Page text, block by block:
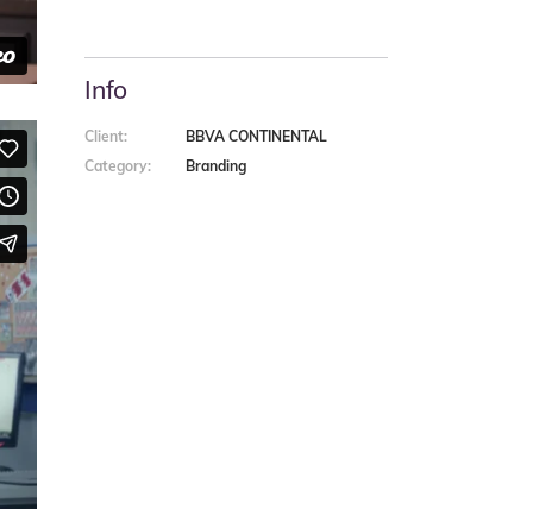
Info
Client:
BBVA CONTINENTAL
Category:
Branding